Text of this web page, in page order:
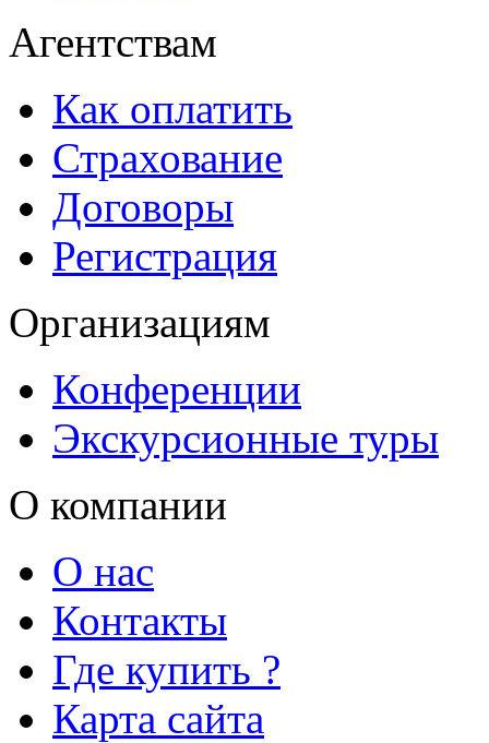
Агентствам
Как оплатить
Страхование
Договоры
Регистрация
Организациям
Конференции
Экскурсионные туры
О компании
О нас
Контакты
Где купить ?
Карта сайта